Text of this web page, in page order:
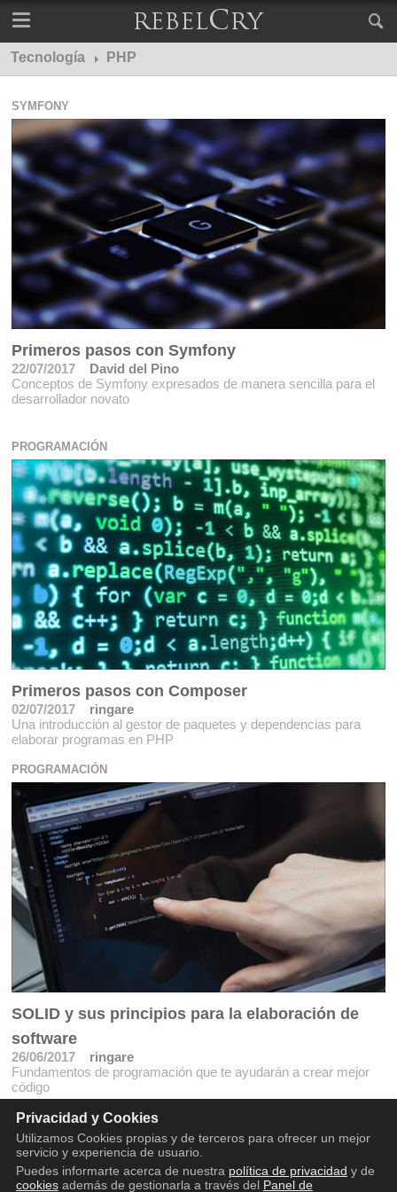
Tecnología PHP
SYMFONY
Primeros pasos con Symfony
22/07/2017
David del Pino
Conceptos de Symfony expresados de manera sencilla para el
desarrollador novato
PROGRAMACIÓN
Primeros pasos con Composer
02/07/2017
ringare
Una introducción al gestor de paquetes y dependencias para
elaborar programas en PHP
PROGRAMACIÓN
SOLID y sus principios para la elaboración de
software
26/06/2017
ringare
Fundamentos de programación que te ayudarán a crear mejor
código
Privacidad y Cookies
Utilizamos Cookies propias y de terceros para ofrecer un mejor
servicio y experiencia de usuario.
Puedes informarte acerca de nuestra política de privacidad y de
cookiesademás de gestionarla a través del Panel de